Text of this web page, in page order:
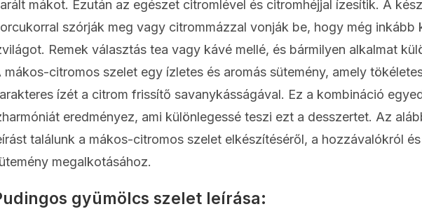
mákot. Ezután az egészet citromlével és citromhéjjal ízesítik. A
szórják meg vagy citrommázzal vonják be, hogy még inkább
Remek választás tea vagy kávé mellé, és bármilyen alkalmat
mákos-citromos szelet egy ízletes és aromás sütemény, amely
ízét a citrom frissítő savanykásságával. Ez a kombináció
eredményez, ami különlegessé teszi ezt a desszertet. Az
találunk a mákos-citromos szelet elkészítéséről, a hozzávalókról
megalkotásához.
gyümölcs szelet leírása: